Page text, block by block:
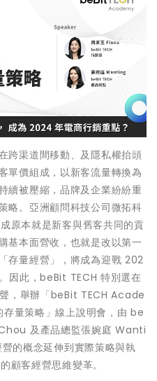
跨渠道間移動、及隱私權抬頭
單價組成，以新客流量轉換為
續被壓縮，品牌及企業紛紛重
略。亞洲顧問科技公司微拓科
原本就是新客與舊客共同的貢
基本面營收，也就是改以第一
存量經營」，將成為迎戰 202
因此，beBit TECH 特別選在
，舉辦「beBit TECH Acade
量策略」線上說明會，由 be
及產品總監張婉庭 Wanti
的概念延伸到實際策略與執
顧客經營思維變革。